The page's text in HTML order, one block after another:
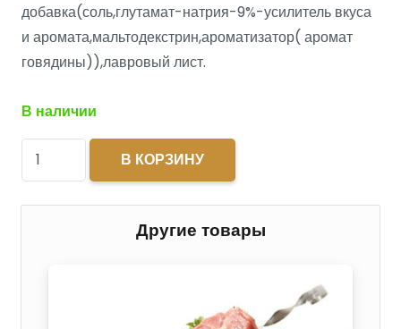
добавка(соль,глутамат-натрия-9%-усилитель вкуса
и аромата,мальтодекстрин,ароматизатор( аромат
говядины)),лавровый лист.
В наличии
Количество
товара
Каша
В КОРЗИНУ
Другие товары